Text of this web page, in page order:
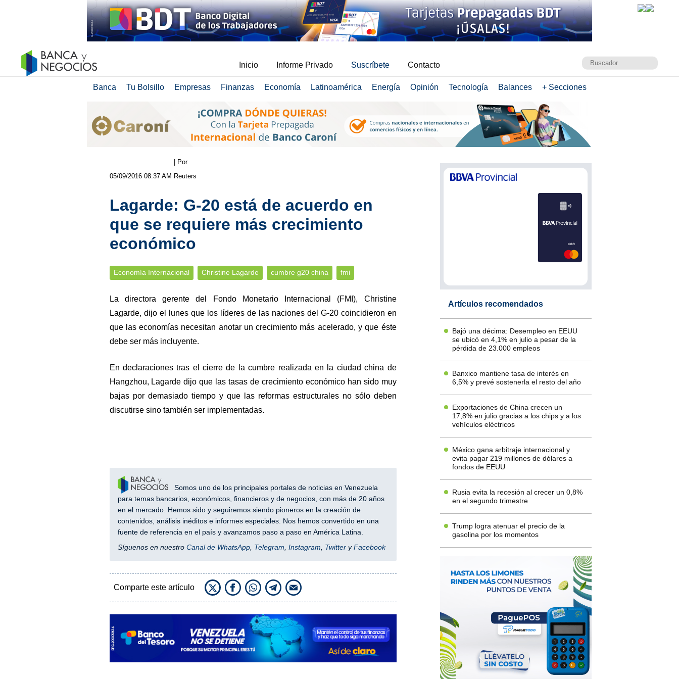
Inicio Informe Privado Suscríbete Contacto
Banca Tu Bolsillo Empresas Finanzas Economía Latinoamérica Energía Opinión Tecnología Balances + Secciones
05/09/2016 08:37 AM
| Por
Reuters
Lagarde: G-20 está de acuerdo en
que se requiere más crecimiento
económico
Economía Internacional Christine Lagarde cumbre g20 china fmi
La directora gerente del Fondo Monetario Internacional (FMI), Christine
Lagarde, dijo el lunes que los líderes de las naciones del G-20 coincidieron en
que las economías necesitan anotar un crecimiento más acelerado, y que éste
debe ser más incluyente.
En declaraciones tras el cierre de la cumbre realizada en la ciudad china de
Hangzhou, Lagarde dijo que las tasas de crecimiento económico han sido muy
bajas por demasiado tiempo y que las reformas estructurales no sólo deben
discutirse sino también ser implementadas.
Somos uno de los principales portales de noticias en Venezuela
para temas bancarios, económicos, financieros y de negocios, con más de 20 años
en el mercado. Hemos sido y seguiremos siendo pioneros en la creación de
contenidos, análisis inéditos e informes especiales. Nos hemos convertido en una
fuente de referencia en el país y avanzamos paso a paso en América Latina.
Síguenos en nuestro Canal de WhatsApp, Telegram, Instagram, TwitteryFacebook
Comparte este artículo
Artículos recomendados
Bajó una décima: Desempleo en EEUU
se ubicó en 4,1% en julio a pesar de la
pérdida de 23.000 empleos
Banxico mantiene tasa de interés en
6,5% y prevé sostenerla el resto del año
Exportaciones de China crecen un
17,8% en julio gracias a los chips y a los
vehículos eléctricos
México gana arbitraje internacional y
evita pagar 219 millones de dólares a
fondos de EEUU
Rusia evita la recesión al crecer un 0,8%
en el segundo trimestre
Trump logra atenuar el precio de la
gasolina por los momentos